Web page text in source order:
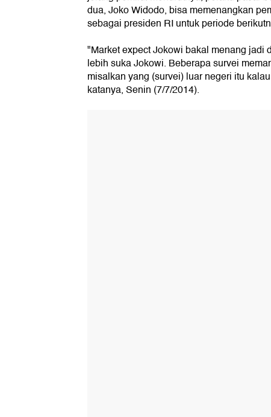
dua, Joko Widodo, bisa memenangkan
sebagai presiden RI untuk periode
"Market expect Jokowi bakal menang jadi
lebih suka Jokowi. Beberapa survei
misalkan yang (survei) luar negeri itu
katanya, Senin (7/7/2014).